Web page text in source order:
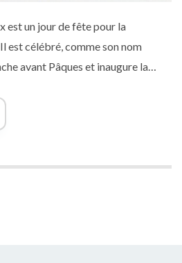
est un jour de fête pour la
est célébré, comme son nom
avant Pâques et inaugure la
l’entrée solennelle de Jésus au
Selon les évangiles, Jésus avait